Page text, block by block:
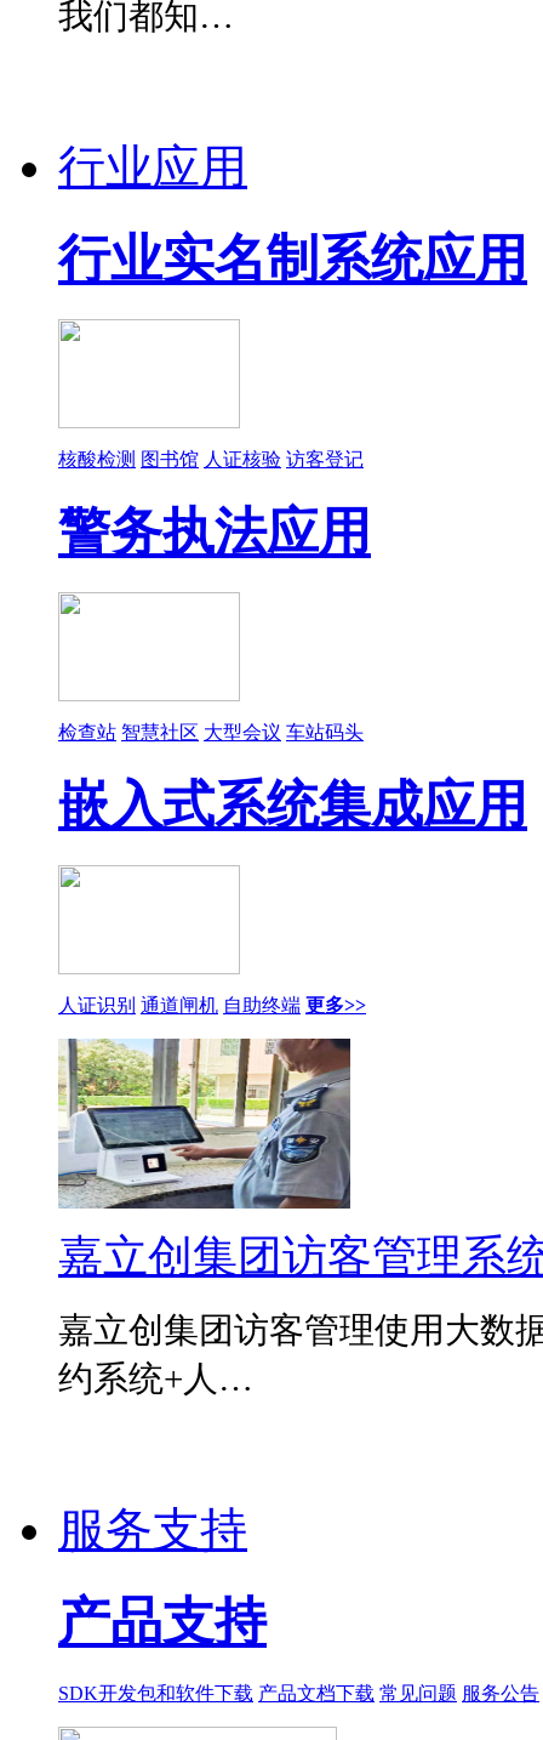
我们都知…
行业应用
行业实名制系统应用
核酸检测 图书馆 人证核验 访客登记
警务执法应用
检查站 智慧社区 大型会议 车站码头
嵌入式系统集成应用
人证识别 通道闸机 自助终端 更多>>
嘉立创集团访客管理系
嘉立创集团访客管理使用大数
约系统+人…
服务支持
产品支持
SDK开发包和软件下载 产品文档下载 常见问题 服务公告